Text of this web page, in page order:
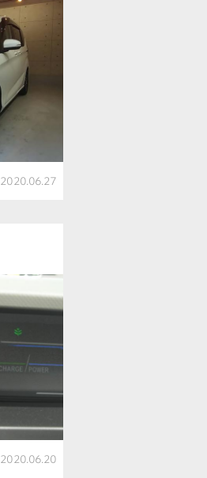
2020.06.27
2020.06.20